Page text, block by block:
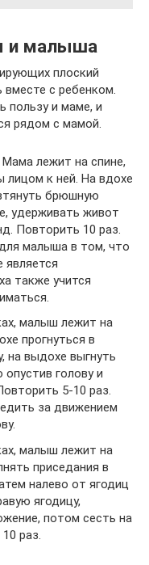
и малыша
плоский
с ребенком.
пользу и маме, и
рядом с мамой.
лежит на спине,
к ней. На вдохе
брюшную
удерживать живот
Повторить 10 раз.
малыша в том, что
также учится
малыш лежит на
прогнуться в
на выдохе выгнуть
опустив голову и
5-10 раз.
за движением
малыш лежит на
приседания в
налево от ягодиц
ягодицу,
потом сесть на
раз.